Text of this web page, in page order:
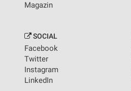
Magazin
SOCIAL
Facebook
Twitter
Instagram
LinkedIn